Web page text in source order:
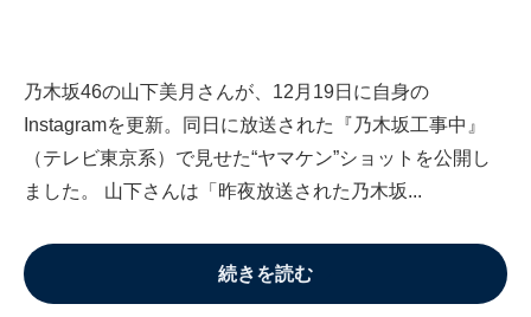
乃木坂46の山下美月さんが、12月19日に自身の
Instagramを更新。同日に放送された『乃木坂工事中』
（テレビ東京系）で見せた“ヤマケン”ショットを公開し
ました。 山下さんは「昨夜放送された乃木坂...
続きを読む